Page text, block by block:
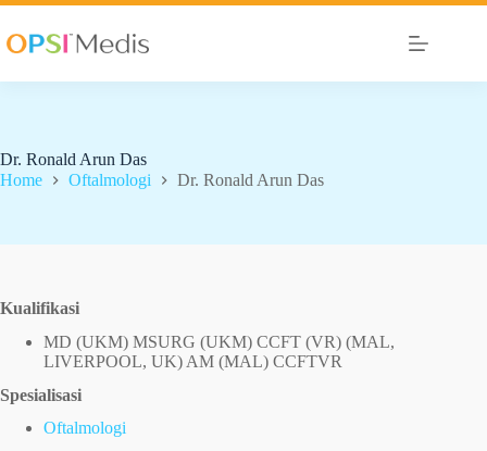
Dr. Ronald Arun Das
Home
Oftalmologi Dr. Ronald Arun Das
Kualifikasi
MD (UKM) MSURG (UKM) CCFT (VR) (MAL,
LIVERPOOL, UK) AM (MAL) CCFTVR
Spesialisasi
Oftalmologi